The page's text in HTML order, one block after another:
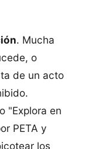
. Mucha
o
de un acto
"Explora en
PETA y
los